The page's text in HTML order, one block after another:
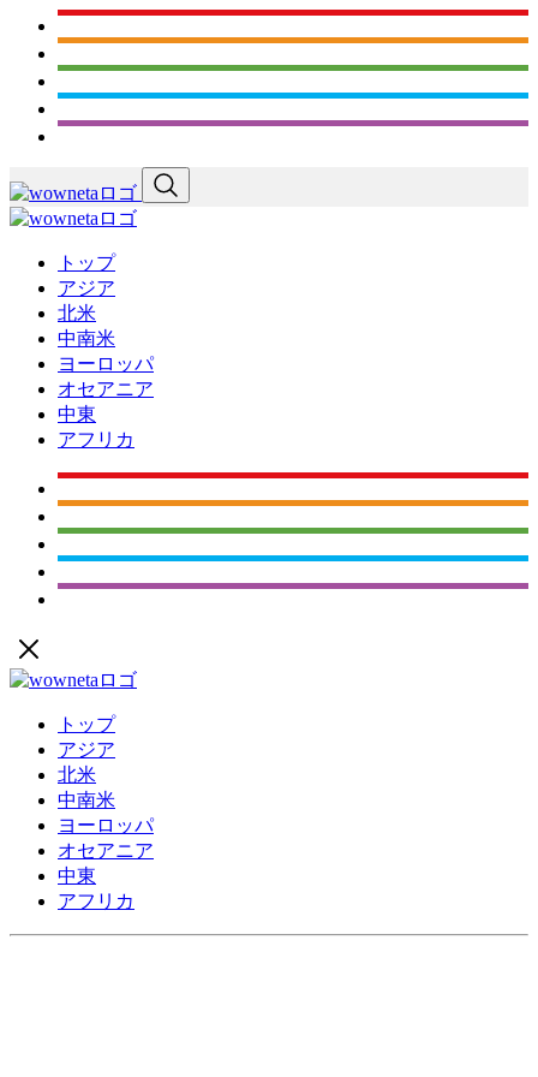
トップ
アジア
北米
中南米
ヨーロッパ
オセアニア
中東
アフリカ
トップ
アジア
北米
中南米
ヨーロッパ
オセアニア
中東
アフリカ